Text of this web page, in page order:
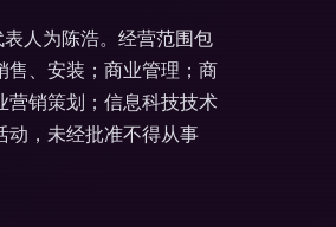
人为陈浩。经营范围包
售、安装；商业管理；商
营销策划；信息科技技术
动，未经批准不得从事